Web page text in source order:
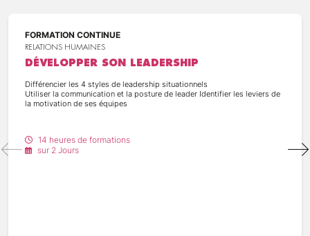
FORMATION CONTINUE
RELATIONS HUMAINES
DÉVELOPPER SON LEADERSHIP
Différencier les 4 styles de leadership situationnels
Utiliser la communication et la posture de leader Identifier les leviers de
la motivation de ses équipes
14 heures de formations
sur 2 Jours